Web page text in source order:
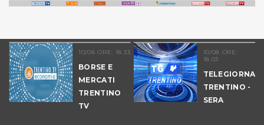
10/08 ORE: 18.33
BORSE E
MERCATI
TRENTINO
TV
10/08 ORE:
18.03
TELEGIORNALE
TRENTINO -
SERA